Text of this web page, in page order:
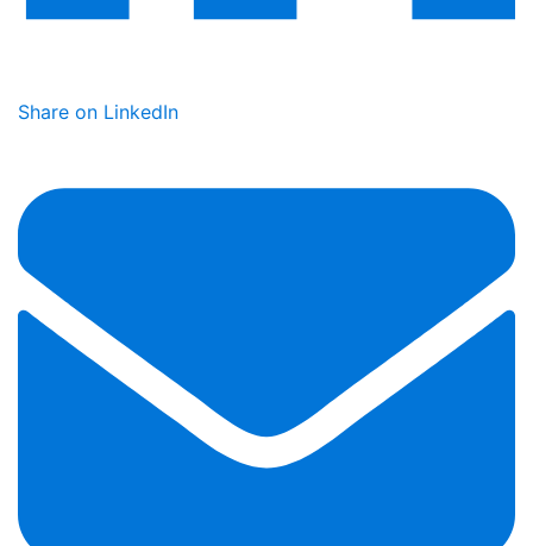
Share on LinkedIn